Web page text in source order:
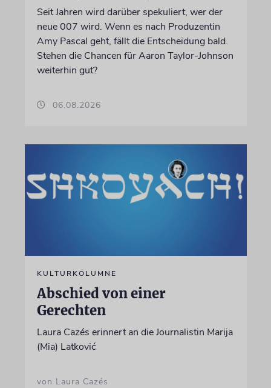
Seit Jahren wird darüber spekuliert, wer der
neue 007 wird. Wenn es nach Produzentin
Amy Pascal geht, fällt die Entscheidung bald.
Stehen die Chancen für Aaron Taylor-Johnson
weiterhin gut?
06.08.2026
KULTURKOLUMNE
Abschied von einer
Gerechten
Laura Cazés erinnert an die Journalistin Marija
(Mia) Latković
von Laura Cazés